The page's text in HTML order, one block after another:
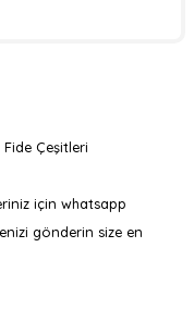
Fide Çeşitleri
için whatsapp
gönderin size en